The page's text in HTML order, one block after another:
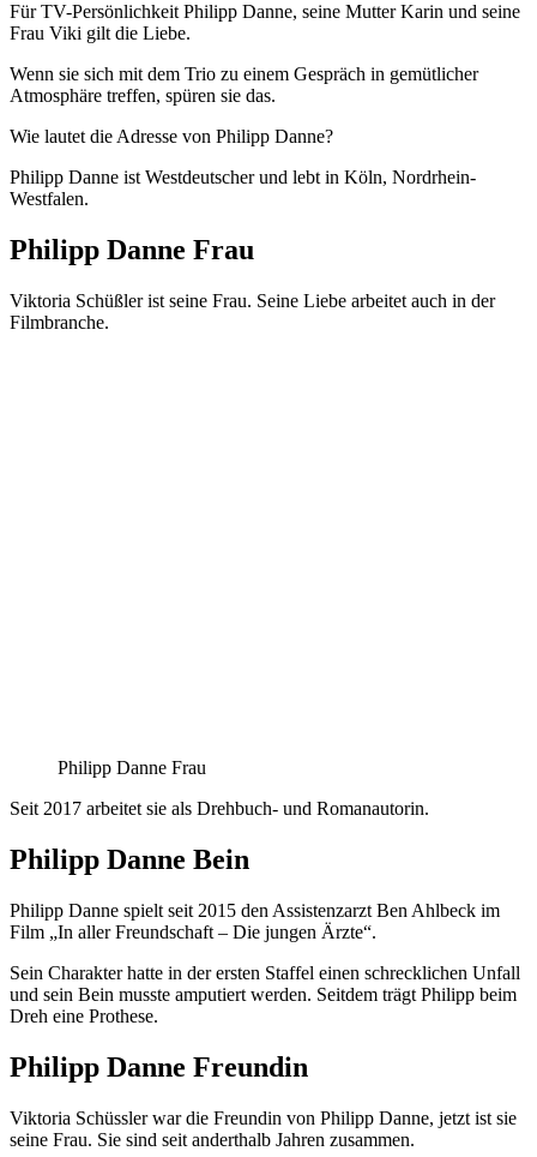
Für TV-Persönlichkeit Philipp Danne, seine Mutter Karin und seine
Frau Viki gilt die Liebe.
Wenn sie sich mit dem Trio zu einem Gespräch in gemütlicher
Atmosphäre treffen, spüren sie das.
Wie lautet die Adresse von Philipp Danne?
Philipp Danne ist Westdeutscher und lebt in Köln, Nordrhein-
Westfalen.
Philipp Danne Frau
Viktoria Schüßler ist seine Frau. Seine Liebe arbeitet auch in der
Filmbranche.
Philipp Danne Frau
Seit 2017 arbeitet sie als Drehbuch- und Romanautorin.
Philipp Danne Bein
Philipp Danne spielt seit 2015 den Assistenzarzt Ben Ahlbeck im
Film „In aller Freundschaft – Die jungen Ärzte“.
Sein Charakter hatte in der ersten Staffel einen schrecklichen Unfall
und sein Bein musste amputiert werden. Seitdem trägt Philipp beim
Dreh eine Prothese.
Philipp Danne Freundin
Viktoria Schüssler war die Freundin von Philipp Danne, jetzt ist sie
seine Frau. Sie sind seit anderthalb Jahren zusammen.